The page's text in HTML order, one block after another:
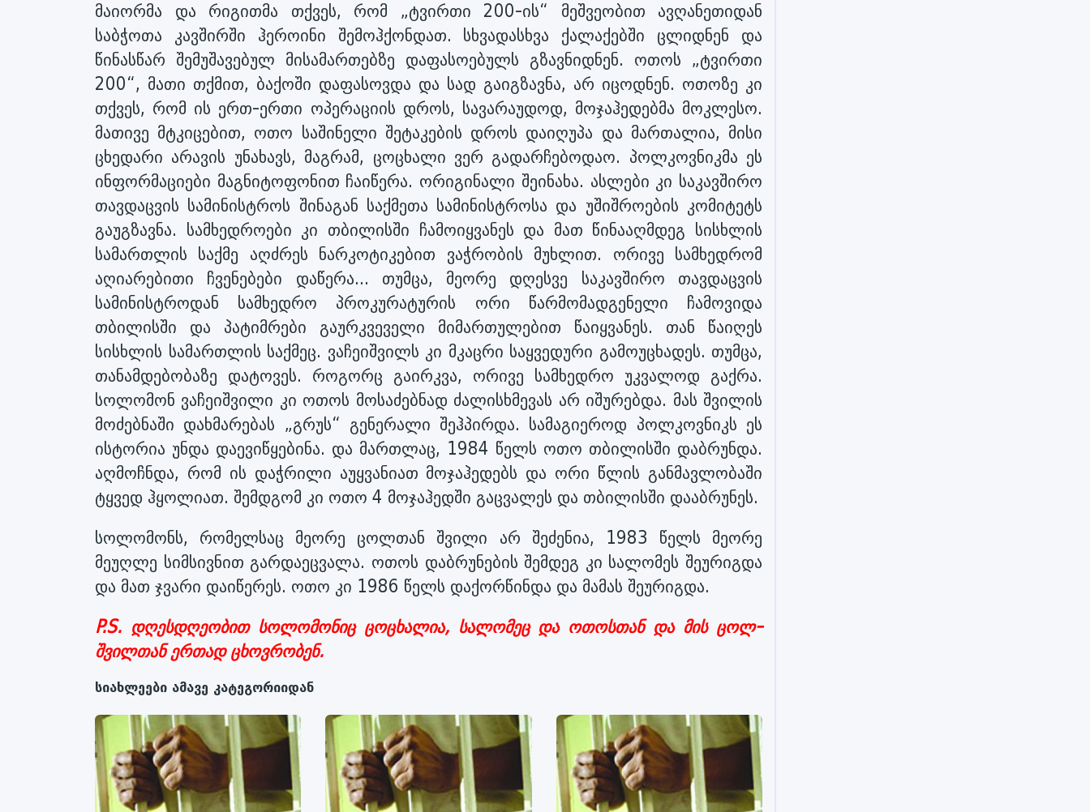
მაიორმა და რიგითმა თქვეს, რომ „ტვირთი 200-ის“ მეშვეობით ავღანეთიდან
საბჭოთა კავშირში ჰეროინი შემოჰქონდათ. სხვადასხვა ქალაქებში ცლიდნენ და
წინასწარ შემუშავებულ მისამართებზე დაფასოებულს გზავნიდნენ. ოთოს „ტვირთი
200“, მათი თქმით, ბაქოში დაფასოვდა და სად გაიგზავნა, არ იცოდნენ. ოთოზე კი
თქვეს, რომ ის ერთ-ერთი ოპერაციის დროს, სავარაუდოდ, მოჯაჰედებმა მოკლესო.
მათივე მტკიცებით, ოთო საშინელი შეტაკების დროს დაიღუპა და მართალია, მისი
ცხედარი არავის უნახავს, მაგრამ, ცოცხალი ვერ გადარჩებოდაო. პოლკოვნიკმა ეს
ინფორმაციები მაგნიტოფონით ჩაიწერა. ორიგინალი შეინახა. ასლები კი საკავშირო
თავდაცვის სამინისტროს შინაგან საქმეთა სამინისტროსა და უშიშროების კომიტეტს
გაუგზავნა. სამხედროები კი თბილისში ჩამოიყვანეს და მათ წინააღმდეგ სისხლის
სამართლის საქმე აღძრეს ნარკოტიკებით ვაჭრობის მუხლით. ორივე სამხედრომ
აღიარებითი ჩვენებები დაწერა... თუმცა, მეორე დღესვე საკავშირო თავდაცვის
სამინისტროდან სამხედრო პროკურატურის ორი წარმომადგენელი ჩამოვიდა
თბილისში და პატიმრები გაურკვეველი მიმართულებით წაიყვანეს. თან წაიღეს
სისხლის სამართლის საქმეც. ვაჩეიშვილს კი მკაცრი საყვედური გამოუცხადეს. თუმცა,
თანამდებობაზე დატოვეს. როგორც გაირკვა, ორივე სამხედრო უკვალოდ გაქრა.
სოლომონ ვაჩეიშვილი კი ოთოს მოსაძებნად ძალისხმევას არ იშურებდა. მას შვილის
მოძებნაში დახმარებას „გრუს“ გენერალი შეჰპირდა. სამაგიეროდ პოლკოვნიკს ეს
ისტორია უნდა დაევიწყებინა. და მართლაც, 1984 წელს ოთო თბილისში დაბრუნდა.
აღმოჩნდა, რომ ის დაჭრილი აუყვანიათ მოჯაჰედებს და ორი წლის განმავლობაში
ტყვედ ჰყოლიათ. შემდგომ კი ოთო 4 მოჯაჰედში გაცვალეს და თბილისში დააბრუნეს.
სოლომონს, რომელსაც მეორე ცოლთან შვილი არ შეძენია, 1983 წელს მეორე
მეუღლე სიმსივნით გარდაეცვალა. ოთოს დაბრუნების შემდეგ კი სალომეს შეურიგდა
და მათ ჯვარი დაიწერეს. ოთო კი 1986 წელს დაქორწინდა და მამას შეურიგდა.
P.S. დღესდღეობით სოლომონიც ცოცხალია, სალომეც და ოთოსთან და მის ცოლ-
შვილთან ერთად ცხოვრობენ.
სიახლეები ამავე კატეგორიიდან